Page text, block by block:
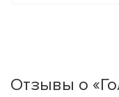
Отзывы о